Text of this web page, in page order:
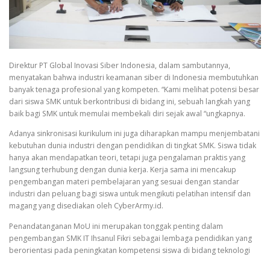
Direktur PT Global Inovasi Siber Indonesia, dalam sambutannya,
menyatakan bahwa industri keamanan siber di Indonesia membutuhkan
banyak tenaga profesional yang kompeten. “Kami melihat potensi besar
dari siswa SMK untuk berkontribusi di bidang ini, sebuah langkah yang
baik bagi SMK untuk memulai membekali diri sejak awal “ungkapnya.
Adanya sinkronisasi kurikulum ini juga diharapkan mampu menjembatani
kebutuhan dunia industri dengan pendidikan di tingkat SMK. Siswa tidak
hanya akan mendapatkan teori, tetapi juga pengalaman praktis yang
langsung terhubung dengan dunia kerja. Kerja sama ini mencakup
pengembangan materi pembelajaran yang sesuai dengan standar
industri dan peluang bagi siswa untuk mengikuti pelatihan intensif dan
magang yang disediakan oleh CyberArmy.id.
Penandatanganan MoU ini merupakan tonggak penting dalam
pengembangan SMK IT Ihsanul Fikri sebagai lembaga pendidikan yang
berorientasi pada peningkatan kompetensi siswa di bidang teknologi